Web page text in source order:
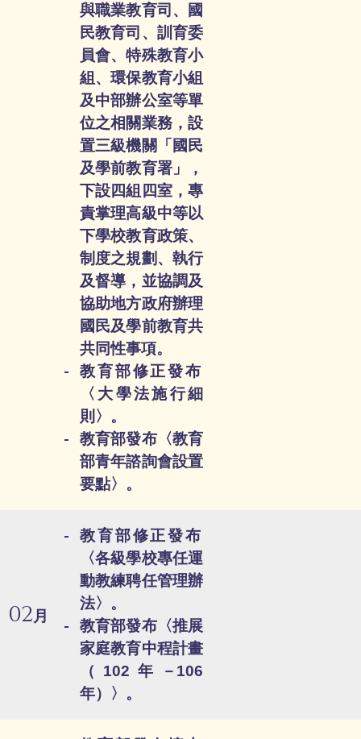
與職業教育司、國
民教育司、訓育委
員會、特殊教育小
組、環保教育小組
及中部辦公室等單
位之相關業務，設
置三級機關「國民
及學前教育署」，
下設四組四室，專
責掌理高級中等以
下學校教育政策、
制度之規劃、執行
及督導，並協調及
協助地方政府辦理
國民及學前教育共
共同性事項。
教育部修正發布
〈大學法施行細
則〉。
教育部發布〈教育
部青年諮詢會設置
要點〉。
02月
教育部修正發布
〈各級學校專任運
動教練聘任管理辦
法〉。
教育部發布〈推展
家庭教育中程計畫
（102年－106
年）〉。